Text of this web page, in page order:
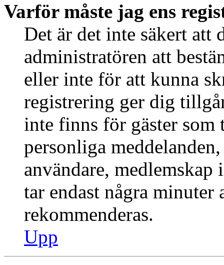
Varför måste jag ens
Det är det inte säkert att
administratören att
eller inte för att kunna
registrering ger dig
inte finns för gäster
personliga
användare, medlemskap
tar endast några minuter
rekommenderas.
Upp